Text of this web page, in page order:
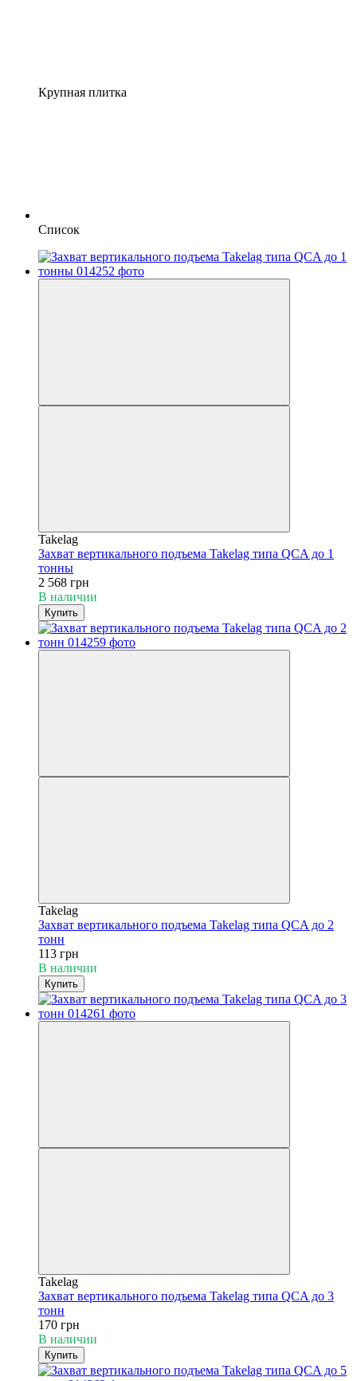
Крупная плитка
Список
Takelag
Захват вертикального подъема Takelag типа QCA до 1
тонны
2 568 грн
В наличии
Купить
Takelag
Захват вертикального подъема Takelag типа QCA до 2
тонн
113 грн
В наличии
Купить
Takelag
Захват вертикального подъема Takelag типа QCA до 3
тонн
170 грн
В наличии
Купить